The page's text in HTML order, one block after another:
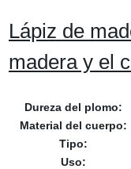
Lápiz de
madera y el
Dureza del plomo:
Material del cuerpo:
Tipo:
Uso: